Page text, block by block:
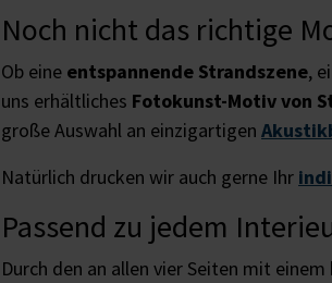
Noch nicht das richtige
Ob eine entspannende Strandszene,
uns erhältliches Fotokunst-Motiv von
große Auswahl an einzigartigen
Natürlich drucken wir auch gerne Ihr
Passend zu jedem
Durch den an allen vier Seiten mit